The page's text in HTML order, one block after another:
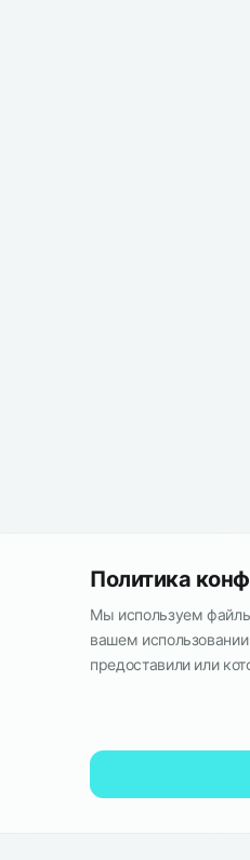
Политика
Мы используем
вашем
предоставили или